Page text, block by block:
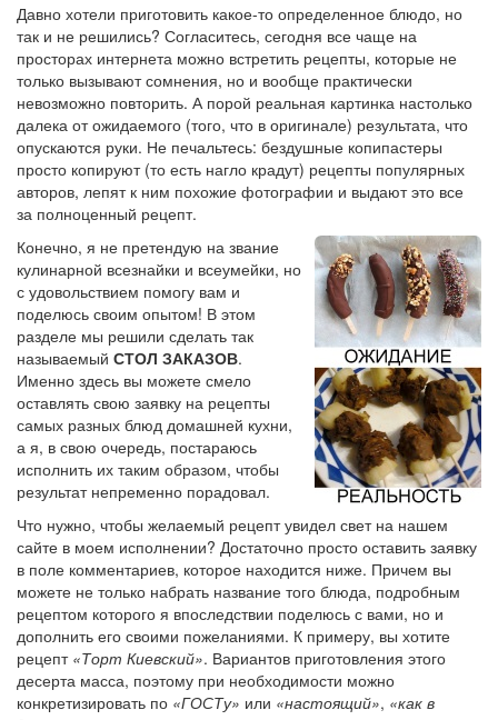
Давно хотели приготовить какое-то определенное блюдо, но
так и не решились? Согласитесь, сегодня все чаще на
просторах интернета можно встретить рецепты, которые не
только вызывают сомнения, но и вообще практически
невозможно повторить. А порой реальная картинка настолько
далека от ожидаемого (того, что в оригинале) результата, что
опускаются руки. Не печальтесь: бездушные копипастеры
просто копируют (то есть нагло крадут) рецепты популярных
авторов, лепят к ним похожие фотографии и выдают это все
за полноценный рецепт.
Конечно, я не претендую на звание
кулинарной всезнайки и всеумейки, но
с удовольствием помогу вам и
поделюсь своим опытом! В этом
разделе мы решили сделать так
называемый СТОЛ ЗАКАЗОВ.
Именно здесь вы можете смело
оставлять свою заявку на рецепты
самых разных блюд домашней кухни,
а я, в свою очередь, постараюсь
исполнить их таким образом, чтобы
результат непременно порадовал.
Что нужно, чтобы желаемый рецепт увидел свет на нашем
сайте в моем исполнении? Достаточно просто оставить заявку
в поле комментариев, которое находится ниже. Причем вы
можете не только набрать название того блюда, подробным
рецептом которого я впоследствии поделюсь с вами, но и
дополнить его своими пожеланиями. К примеру, вы хотите
рецепт «Торт Киевский». Вариантов приготовления этого
десерта масса, поэтому при необходимости можно
конкретизировать по «ГОСТу» или «настоящий», «как в